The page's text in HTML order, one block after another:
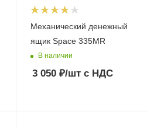
Механический денежный
ящик Space 335MR
В наличии
3 050₽/штс НДС